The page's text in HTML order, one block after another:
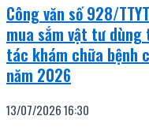
Công văn số 928/
mua sắm vật tư
tác khám chữa bệnh
năm 2026
13/07/202616:30